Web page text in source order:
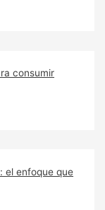
consumir
el enfoque que